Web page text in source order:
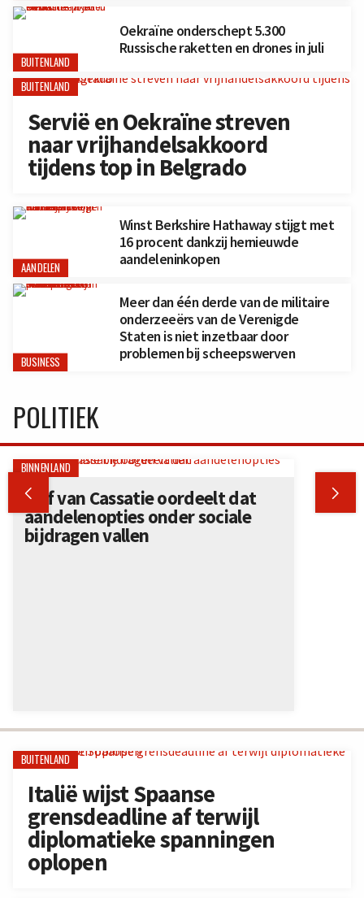
BUITENLAND
Oekraïne onderschept 5.300
Russische raketten en drones in juli
BUITENLAND
Servië en Oekraïne streven
naar vrijhandelsakkoord
tijdens top in Belgrado
AANDELEN
Winst Berkshire Hathaway stijgt met
16 procent dankzij hernieuwde
aandeleninkopen
BUSINESS
Meer dan één derde van de militaire
onderzeeërs van de Verenigde
Staten is niet inzetbaar door
problemen bij scheepswerven
BUITENLAND
Italië wijst Spaanse
grensdeadline af terwijl
diplomatieke spanningen
oplopen
POLITIEK
 
BINNENLAND
Hof van Cassatie oordeelt dat
aandelenopties onder sociale
bijdragen vallen